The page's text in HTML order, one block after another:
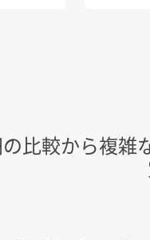
比較から複雑